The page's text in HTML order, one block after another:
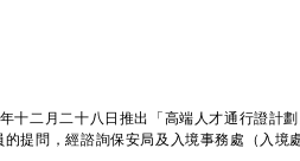
二月二十八日推出「高端人才通行證計劃
提問，經諮詢保安局及入境事務處（入境